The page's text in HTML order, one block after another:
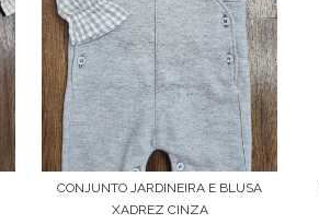
CONJUNTO JARDINEIRA E BLUSA
XADREZ CINZA